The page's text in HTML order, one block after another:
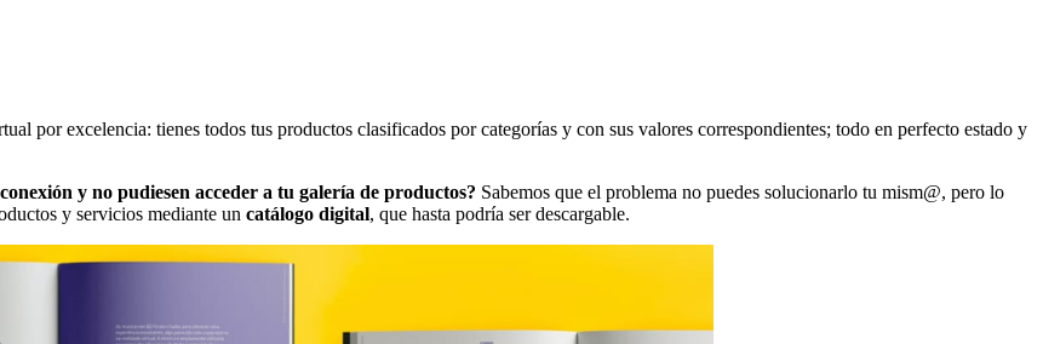
por excelencia: tienes todos tus productos clasificados por categorías y con sus valores correspondientes; todo en perfecto estado y
y no pudiesen acceder a tu galería de productos? Sabemos que el problema no puedes solucionarlo tu mism@, pero lo
y servicios mediante un catálogo digital, que hasta podría ser descargable.